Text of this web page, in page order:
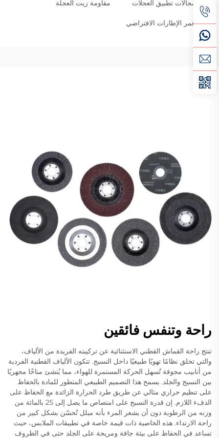
مجالات تطبيق العجلات مقاومة زيت العجلة
عمر الإطارات الافتراضي
راحة وتنفس فائقين
تنتج راحة القماش القطني الاستثنائية عن تركيبته الفريدة من الألياف،
والتي تخلق نظامًا تهويًا طبيعيًا داخل النسيج. تتكون الألياف القطنية الفردية
من أنابيب مجوفة تُسهل الحركة المستمرة للهواء، مما يُنشئ مناخًا مجهريًا
بين النسيج والجلد. يسمح هذا التصميم الطبيعي المتطور للمادة بالحفاظ
على تنظيم حراري مثالي عن طريق طرد الحرارة الزائدة مع الحفاظ على
الدفء اللازم. إن قدرة النسيج على امتصاص ما يصل إلى 25 بالمائة من
وزنه من الرطوبة دون أن يشعر المرء بأنه مبلل تُحسّن بشكل كبير من
راحة الارتداء. هذه الخاصية ذات قيمة خاصة في تطبيقات الملابس، حيث
تساعد في الحفاظ على بيئة جافة ومريحة على الجلد حتى في الظروف